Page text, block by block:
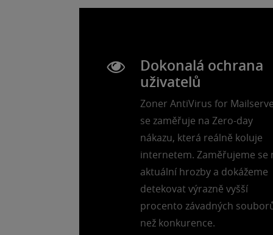
Dokonalá ochrana
uživatelů
Zoner AntiVirus for
se zaměřuje na Zero-day
nákazu, která reálně koluje
internetem. Zaměřujeme se
aktuální hrozby a dokážeme
detekovat výrazně vyšší
procento závadných
než konkurence.